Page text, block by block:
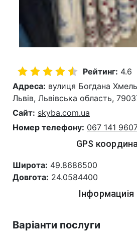
Рейтинг: 4.6
Адреса: вулиця Богдана
Львів, Львівська область,
Сайт: skyba.com.ua
Номер телефону: 067 141
GPS
Широта: 49.8686500
Довгота: 24.0584400
Інформациія
Варіанти послуги